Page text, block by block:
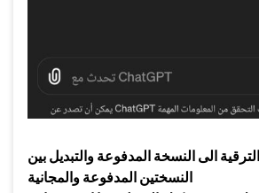
الى النسخة المدفوعة والتبديل بين
النسختين المدفوعة والمجانية